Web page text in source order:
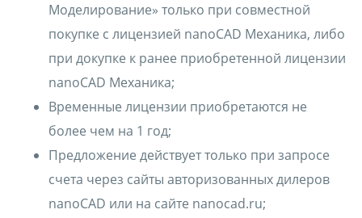
Моделирование» только при совместной
покупке с лицензией nanoCAD Механика, либо
при докупке к ранее приобретенной лицензии
nanoCAD Механика;
Временные лицензии приобретаются не
более чем на 1 год;
Предложение действует только при запросе
счета через сайты авторизованных дилеров
nanoCAD или на сайте nanocad.ru;